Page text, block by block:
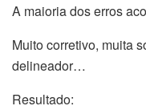
A maioria dos erros
Muito corretivo, muita
delineador…
Resultado: